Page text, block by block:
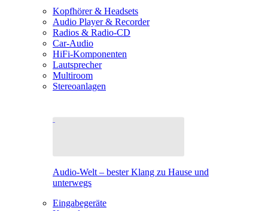
Kopfhörer & Headsets
Audio Player & Recorder
Radios & Radio-CD
Car-Audio
HiFi-Komponenten
Lautsprecher
Multiroom
Stereoanlagen
Audio-Welt – bester Klang zu Hause und
unterwegs
Eingabegeräte